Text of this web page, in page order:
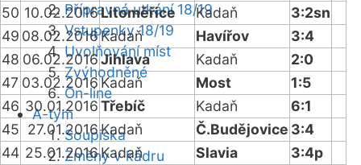
Přípravná utkání 18/19
Vstupenky 18/19
Uvolňování míst
Zvýhodněné
On-line
A-tým
Soupiska
Změny v kádru
50 10.02.2016Litoměřice Kadaň
3:2sn
49 08.02.2016Kadaň Havířov
3:4
48 06.02.2016Jihlava Kadaň
2:0
47 03.02.2016Kadaň Most
1:5
46 30.01.2016Třebíč Kadaň
6:1
45 27.01.2016Kadaň Č.Budějovice 3:4
44 25.01.2016Kadaň Slavia
3:4p